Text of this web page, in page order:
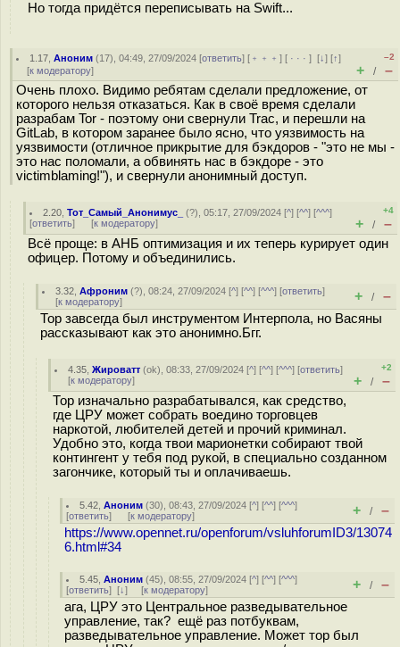
Но тогда придётся переписывать на Swift...
1.17 ,Аноним (17), 04:49, 27/09/2024 [ответить] [ ﹢﹢﹢] [ · · ·][↓] [↑]
[к модератору]
–2
+ / –
Очень плохо. Видимо ребятам сделали предложение, от
которого нельзя отказаться. Как в своё время сделали
разрабам Tor - поэтому они свернули Trac, и перешли на
GitLab, в котором заранее было ясно, что уязвимость на
уязвимости (отличное прикрытие для бэкдоров - "это не мы -
это нас поломали, а обвинять нас в бэкдоре - это
victimblaming!"), и свернули анонимный доступ.
2.20 ,Тот_Самый_Анонимус_ (?), 05:17, 27/09/2024 [^] [^^] [^^^]
[ответить] [к модератору]
+4
+ / –
Всё проще: в АНБ оптимизация и их теперь курирует один
офицер. Потому и объединились.
3.32 ,Афроним (?), 08:24, 27/09/2024 [^] [^^] [^^^] [ответить]
[к модератору] + / –
Тор завсегда был инструментом Интерпола, но Васяны
рассказывают как это анонимно.Бгг.
4.35 ,Жироватт (ok), 08:33, 27/09/2024 [^] [^^] [^^^] [ответить]
[к модератору]
+2
+ / –
Тор изначально разрабатывался, как средство,
где ЦРУ может собрать воедино торговцев
наркотой, любителей детей и прочий криминал.
Удобно это, когда твои марионетки собирают твой
контингент у тебя под рукой, в специально созданном
загончике, который ты и оплачиваешь.
5.42 ,Аноним (30), 08:43, 27/09/2024 [^] [^^] [^^^]
[ответить] [к модератору] + / –
https://www.opennet.ru/openforum/vsluhforumID3/13074
6.html#34
5.45 ,Аноним (45), 08:55, 27/09/2024 [^] [^^] [^^^]
[ответить] [↓] [к модератору] + / –
ага, ЦРУ это Центральное разведывательное
управление, так? ещё раз потбуквам,
разведывательное управление. Может тор был